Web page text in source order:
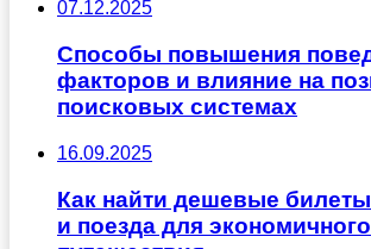
07.12.2025
Способы повышения
факторов и влияние на
поисковых системах
16.09.2025
Как найти дешевые
и поезда для экономичного